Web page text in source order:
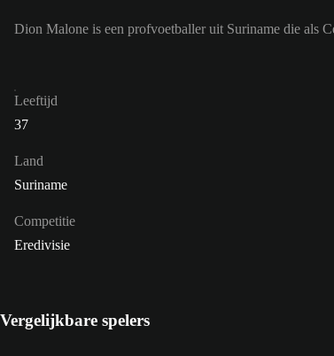
Dion Malone is een profvoetballer uit Suriname die als
Leeftijd
37
Land
Suriname
Competitie
Eredivisie
Vergelijkbare spelers